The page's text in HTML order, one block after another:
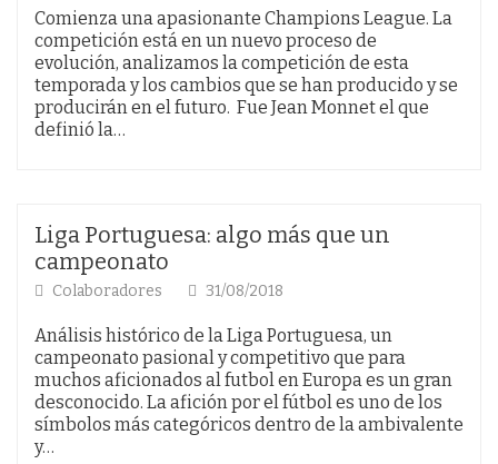
Comienza una apasionante Champions League. La
competición está en un nuevo proceso de
evolución, analizamos la competición de esta
temporada y los cambios que se han producido y se
producirán en el futuro. Fue Jean Monnet el que
definió la…
Liga Portuguesa: algo más que un
campeonato
Colaboradores 31/08/2018
Análisis histórico de la Liga Portuguesa, un
campeonato pasional y competitivo que para
muchos aficionados al futbol en Europa es un gran
desconocido. La afición por el fútbol es uno de los
símbolos más categóricos dentro de la ambivalente
y…